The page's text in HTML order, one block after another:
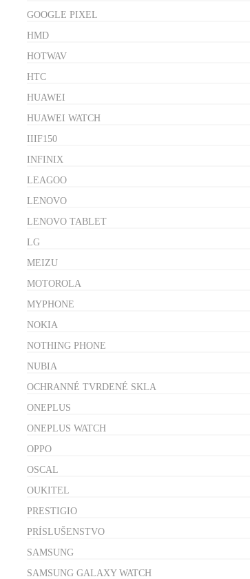
GOOGLE PIXEL
HMD
HOTWAV
HTC
HUAWEI
HUAWEI WATCH
IIIF150
INFINIX
LEAGOO
LENOVO
LENOVO TABLET
LG
MEIZU
MOTOROLA
MYPHONE
NOKIA
NOTHING PHONE
NUBIA
OCHRANNÉ TVRDENÉ SKLA
ONEPLUS
ONEPLUS WATCH
OPPO
OSCAL
OUKITEL
PRESTIGIO
PRÍSLUŠENSTVO
SAMSUNG
SAMSUNG GALAXY WATCH